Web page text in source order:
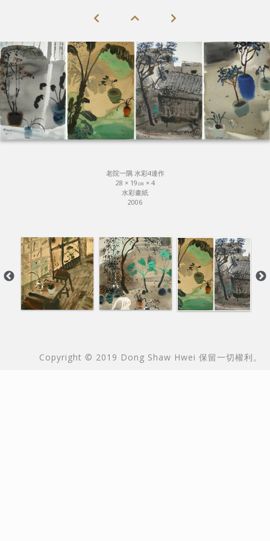
老院一隅 水彩4連作
28 × 19㎝ × 4
水彩畫紙
2006
Copyright © 2019 Dong Shaw Hwei 保留一切權利。